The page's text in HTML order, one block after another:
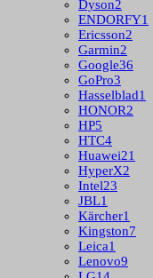
Dyson2
ENDORFY1
Ericsson2
Garmin2
Google36
GoPro3
Hasselblad1
HONOR2
HP5
HTC4
Huawei21
HyperX2
Intel23
JBL1
Kärcher1
Kingston7
Leica1
Lenovo9